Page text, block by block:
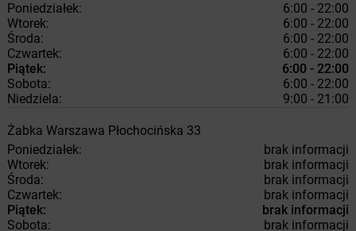
Poniedziałek:
6:00 - 22:00
Wtorek:
6:00 - 22:00
Środa:
6:00 - 22:00
Czwartek:
6:00 - 22:00
Piątek:
6:00 - 22:00
Sobota:
6:00 - 22:00
Niedziela:
9:00 - 21:00
Żabka Warszawa Płochocińska 33
Poniedziałek:
brak informacji
Wtorek:
brak informacji
Środa:
brak informacji
Czwartek:
brak informacji
Piątek:
brak informacji
Sobota:
brak informacji